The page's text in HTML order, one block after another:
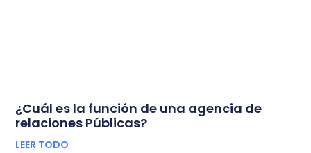
¿Cuál es la función de una agencia de
relaciones Públicas?
LEER TODO